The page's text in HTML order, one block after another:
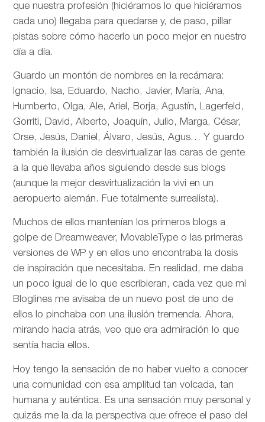
que nuestra profesión (hiciéramos lo que hiciéramos
cada uno) llegaba para quedarse y, de paso, pillar
pistas sobre cómo hacerlo un poco mejor en nuestro
día a día.
Guardo un montón de nombres en la recámara:
Ignacio, Isa, Eduardo, Nacho, Javier, María, Ana,
Humberto, Olga, Ale, Ariel, Borja, Agustín, Lagerfeld,
Gorriti, David, Alberto, Joaquín, Julio, Marga, César,
Orse, Jesús, Daniel, Álvaro, Jesús, Agus… Y guardo
también la ilusión de desvirtualizar las caras de gente
a la que llevaba años siguiendo desde sus blogs
(aunque la mejor desvirtualización la vivi en un
aeropuerto alemán. Fue totalmente surrealista).
Muchos de ellos mantenían los primeros blogs a
golpe de Dreamweaver, MovableType o las primeras
versiones de WP y en ellos uno encontraba la dosis
de inspiración que necesitaba. En realidad, me daba
un poco igual de lo que escribieran, cada vez que mi
Bloglines me avisaba de un nuevo post de uno de
ellos lo pinchaba con una ilusión tremenda. Ahora,
mirando hacia atrás, veo que era admiración lo que
sentía hacia ellos.
Hoy tengo la sensación de no haber vuelto a conocer
una comunidad con esa amplitud tan volcada, tan
humana y auténtica. Es una sensación muy personal y
quizás me la da la perspectiva que ofrece el paso del